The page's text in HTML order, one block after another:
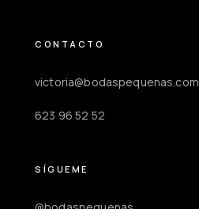
CONTACTO
victoria@bodaspequenas.com
623 96 52 52
SÍGUEME